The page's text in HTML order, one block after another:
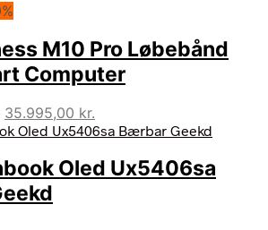
M10 Pro Løbebånd
Computer
Den
oprindelige
var:
39.995,00 kr..
35.995,00 kr.
aktuelle
er:
35.995,00 kr..
Oled Ux5406sa